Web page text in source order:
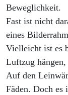
Beweglichkeit.
Fast ist nicht
eines
Vielleicht ist es
Luftzug hängen,
Auf den
Fäden. Doch es